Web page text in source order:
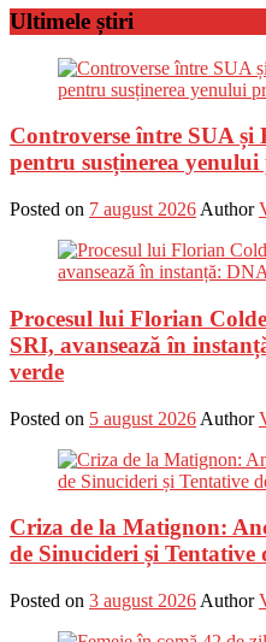
Ultimele știri
Controverse între SUA
pentru susținerea
Posted on 7 august 2026 Author
Procesul lui Florian
SRI, avansează în
verde
Posted on 5 august 2026 Author
Criza de la Matignon:
de Sinucideri și Tentative
Posted on 3 august 2026 Author